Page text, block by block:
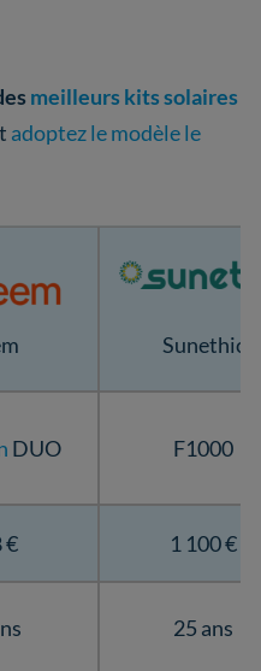
meilleurs kits solaires
adoptez le modèle le
Sunethic
DUO F1000
€ 1 100 €
25 ans